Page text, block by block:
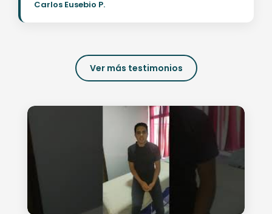
Carlos Eusebio P.
Ver más testimonios